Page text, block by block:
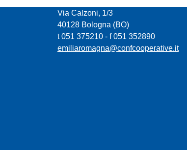
Via Calzoni, 1/3
40128 Bologna (BO)
t 051 375210 - f 051 352890
emiliaromagna@confcooperative.it